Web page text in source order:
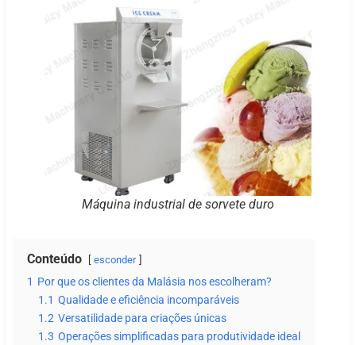
Máquina industrial de sorvete duro
Conteúdo esconder
1 Por que os clientes da Malásia nos escolheram?
1.1 Qualidade e eficiência incomparáveis
1.2 Versatilidade para criações únicas
1.3 Operações simplificadas para produtividade ideal